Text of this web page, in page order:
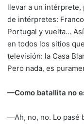
llevar a un
de intérpretes:
Portugal y vuelta…
en todos los sitios
televisión: la Casa
Pero nada, es
—Como batallita no
—Ah, no, no. Lo pasé